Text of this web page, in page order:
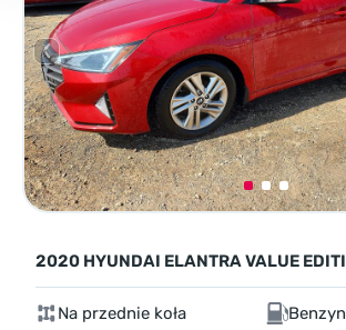
2020 HYUNDAI ELANTRA VALUE
Na przednie koła